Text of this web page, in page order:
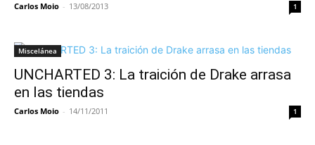
Carlos Moio - 13/08/2013 1
Miscelánea
UNCHARTED 3: La traición de Drake arrasa
en las tiendas
Carlos Moio - 14/11/2011 1